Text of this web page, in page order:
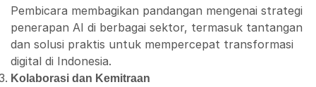
Pembicara membagikan pandangan mengenai strategi
penerapan AI di berbagai sektor, termasuk tantangan
dan solusi praktis untuk mempercepat transformasi
digital di Indonesia.
Kolaborasi dan Kemitraan